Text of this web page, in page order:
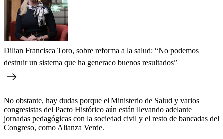
Dilian Francisca Toro, sobre reforma a la salud: “No podemos
destruir un sistema que ha generado buenos resultados”
No obstante, hay dudas porque el Ministerio de Salud y varios
congresistas del Pacto Histórico aún están llevando adelante
jornadas pedagógicas con la sociedad civil y el resto de bancadas del
Congreso, como Alianza Verde.